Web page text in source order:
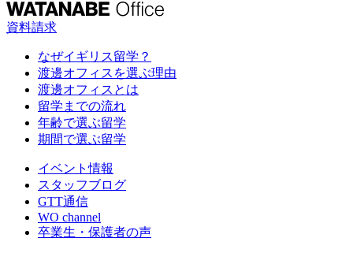
資料請求
なぜイギリス留学？
渡邊オフィスを選ぶ理由
渡邊オフィスとは
留学までの流れ
年齢で選ぶ留学
期間で選ぶ留学
イベント情報
スタッフブログ
GTT通信
WO channel
卒業生・保護者の声